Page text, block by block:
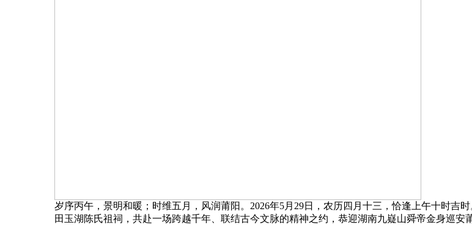
岁序丙午，景明和暖；时维五月，风润莆阳。2026年5月29日，农历四月十三，恰逢上午十时吉
田玉湖陈氏祖祠，共赴一场跨越千年、联结古今文脉的精神之约，恭迎湖南九嶷山舜帝金身巡安